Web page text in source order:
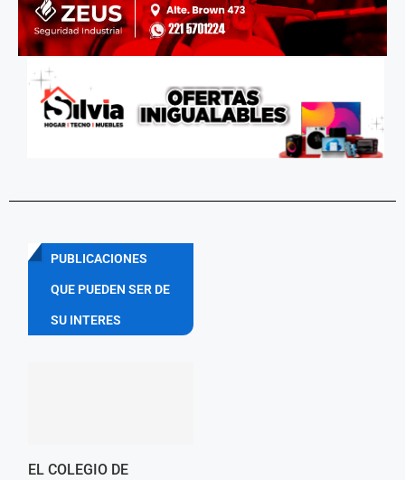
PUBLICACIONES
QUE PUEDEN SER DE
SU INTERES
EL COLEGIO DE